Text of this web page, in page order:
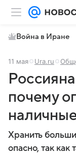
Война в Иране
11 мая Ura.ru
почему
Хранить
опасно, так как